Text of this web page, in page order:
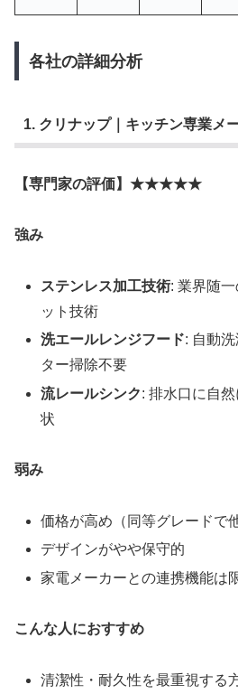
各社の詳細分析
1. クリナップ｜キッチン専業メ
【専門家の評価】★★★★★
強み
ステンレス加工技術: 業界随
ット技術
洗エールレンジフード: 自動
ター掃除不要
流レールシンク: 排水口に自
状
弱み
価格が高め（同等グレードで
デザインがやや保守的
家電メーカーとの連携機能は
こんな人におすすめ
清潔性・耐久性を最重視する